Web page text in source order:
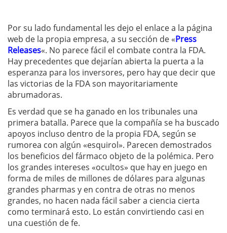
Por su lado fundamental les dejo el enlace a la página
web de la propia empresa, a su sección de «Press
Releases«. No parece fácil el combate contra la FDA.
Hay precedentes que dejarían abierta la puerta a la
esperanza para los inversores, pero hay que decir que
las victorias de la FDA son mayoritariamente
abrumadoras.
Es verdad que se ha ganado en los tribunales una
primera batalla. Parece que la compañía se ha buscado
apoyos incluso dentro de la propia FDA, según se
rumorea con algún «esquirol». Parecen demostrados
los beneficios del fármaco objeto de la polémica. Pero
los grandes intereses «ocultos» que hay en juego en
forma de miles de millones de dólares para algunas
grandes pharmas y en contra de otras no menos
grandes, no hacen nada fácil saber a ciencia cierta
como terminará esto. Lo están convirtiendo casi en
una cuestión de fe.